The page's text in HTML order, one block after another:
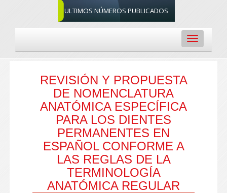
ULTIMOS NÚMEROS PUBLICADOS
Toggle
navigation
REVISIÓN Y PROPUESTA
DE NOMENCLATURA
ANATÓMICA ESPECÍFICA
PARA LOS DIENTES
PERMANENTES EN
ESPAÑOL CONFORME A
LAS REGLAS DE LA
TERMINOLOGÍA
ANATÓMICA REGULAR